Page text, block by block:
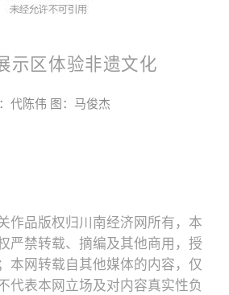
示区体验非遗文化
代陈伟 图：马俊杰
作品版权归川南经济网所有，本
严禁转载、摘编及其他商用，授
本网转载自其他媒体的内容，仅
代表本网立场及对内容真实性负